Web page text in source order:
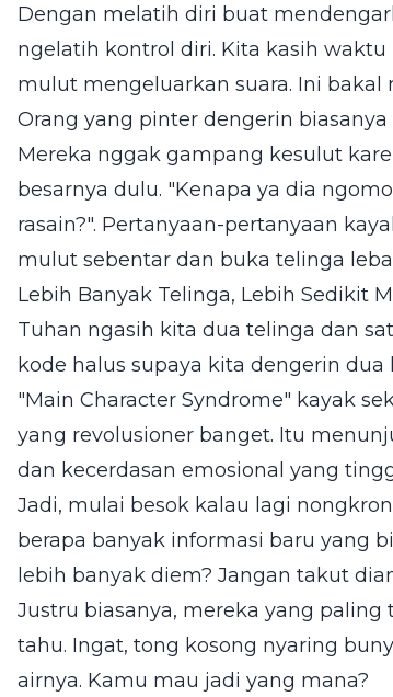
Dengan melatih diri buat
ngelatih kontrol diri. Kita kasih
mulut mengeluarkan suara. Ini
Orang yang pinter dengerin
Mereka nggak gampang kesulut
besarnya dulu. "Kenapa ya dia
rasain?". Pertanyaan-pertanyaan
mulut sebentar dan buka telinga
Lebih Banyak Telinga, Lebih Sedikit
Tuhan ngasih kita dua telinga dan
kode halus supaya kita dengerin
"Main Character Syndrome" kayak
yang revolusioner banget. Itu
dan kecerdasan emosional yang
Jadi, mulai besok kalau lagi
berapa banyak informasi baru yang
lebih banyak diem? Jangan takut
Justru biasanya, mereka yang
tahu. Ingat, tong kosong nyaring
airnya. Kamu mau jadi yang mana?